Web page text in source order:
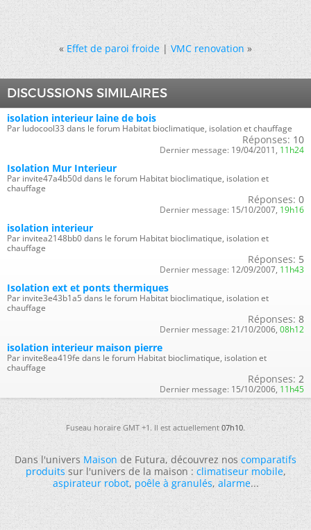
« Effet de paroi froide|VMC renovation »
DISCUSSIONS SIMILAIRES
isolation interieur laine de bois
Par ludocool33 dans le forum Habitat bioclimatique, isolation et chauffage
Réponses: 10
Dernier message: 19/04/2011, 11h24
Isolation Mur Interieur
Par invite47a4b50d dans le forum Habitat bioclimatique, isolation et
chauffage
Réponses: 0
Dernier message: 15/10/2007, 19h16
isolation interieur
Par invitea2148bb0 dans le forum Habitat bioclimatique, isolation et
chauffage
Réponses: 5
Dernier message: 12/09/2007, 11h43
Isolation ext et ponts thermiques
Par invite3e43b1a5 dans le forum Habitat bioclimatique, isolation et
chauffage
Réponses: 8
Dernier message: 21/10/2006, 08h12
isolation interieur maison pierre
Par invite8ea419fe dans le forum Habitat bioclimatique, isolation et
chauffage
Réponses: 2
Dernier message: 15/10/2006, 11h45
Fuseau horaire GMT +1. Il est actuellement07h10.
Dans l'universMaisonde Futura, découvrez noscomparatifs
produitssur l'univers de la maison :climatiseur mobile,
aspirateur robot,poêle à granulés,alarme...